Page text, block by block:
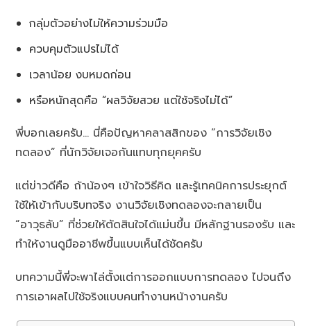
กลุ่มตัวอย่างไม่ให้ความร่วมมือ
ควบคุมตัวแปรไม่ได้
เวลาน้อย งบหมดก่อน
หรือหนักสุดคือ “ผลวิจัยสวย แต่ใช้จริงไม่ได้”
พี่บอกเลยครับ… นี่คือปัญหาคลาสสิกของ “การวิจัยเชิง
ทดลอง” ที่นักวิจัยเจอกันแทบทุกยุคครับ
แต่ข่าวดีคือ ถ้าน้องๆ เข้าใจวิธีคิด และรู้เทคนิคการประยุกต์
ใช้ให้เข้ากับบริบทจริง งานวิจัยเชิงทดลองจะกลายเป็น
“อาวุธลับ” ที่ช่วยให้ตัดสินใจได้แม่นขึ้น มีหลักฐานรองรับ และ
ทำให้งานดูมืออาชีพขึ้นแบบเห็นได้ชัดครับ
บทความนี้พี่จะพาไล่ตั้งแต่การออกแบบการทดลอง ไปจนถึง
การเอาผลไปใช้จริงแบบคนทำงานหน้างานครับ